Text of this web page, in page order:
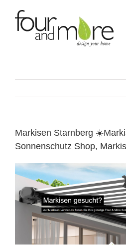
content
Markisen Starnberg
Sonnenschutz Shop,